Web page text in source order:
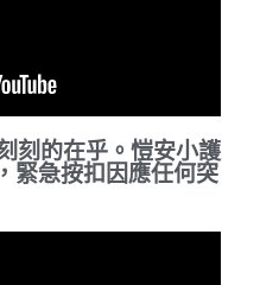
刻的在乎。愷安小護
緊急按扣因應任何突